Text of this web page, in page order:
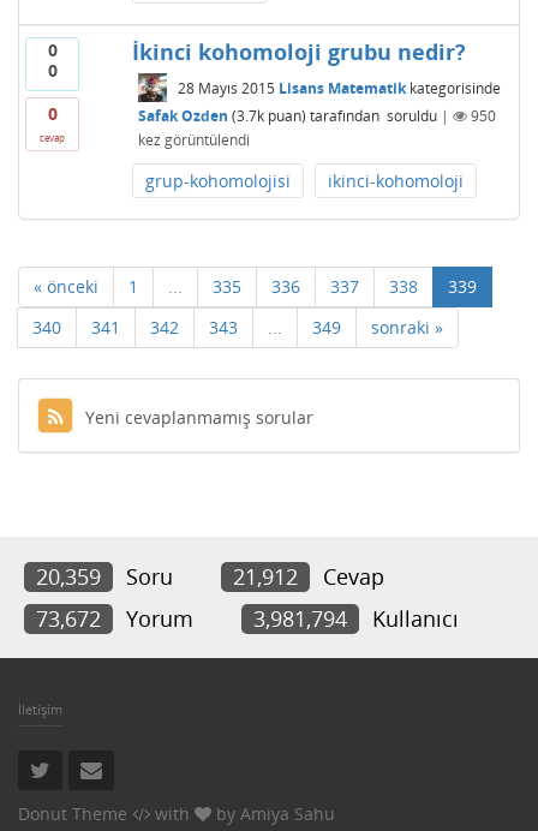
0
0
0
cevap
İkinci kohomoloji grubu nedir?
28 Mayıs 2015 Lisans Matematikkategorisinde
Safak Ozden (3.7kpuan) tarafından soruldu |
950
kez görüntülendi
grup-kohomolojisi ikinci-kohomoloji
« önceki 1 ... 335 336 337 338
339
340
341 342 343 ... 349 sonraki »
Yeni cevaplanmamış sorular
20,359 Soru 21,912
Cevap
73,672
Yorum 3,981,794 Kullanıcı
İletişim
Donut Theme with by Amiya Sahu